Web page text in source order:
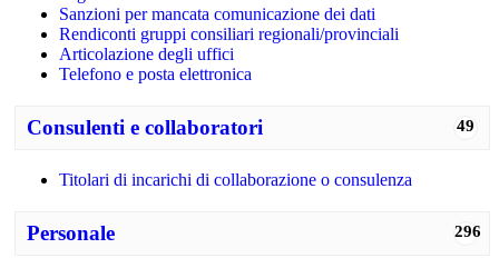
Sanzioni per mancata comunicazione dei dati
Rendiconti gruppi consiliari regionali/provinciali
Articolazione degli uffici
Telefono e posta elettronica
49
Consulenti e collaboratori
Titolari di incarichi di collaborazione o consulenza
296
Personale